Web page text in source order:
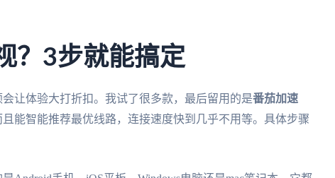
？3步就能搞定
让体验大打折扣。我试了很多款，最后留用的是番茄加速
能智能推荐最优线路，连接速度快到几乎不用等。具体步骤